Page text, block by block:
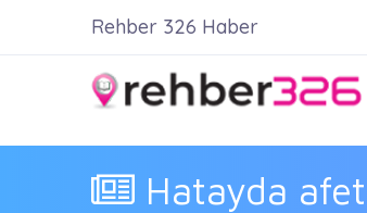
Hatayda
Rehber 326 Haber